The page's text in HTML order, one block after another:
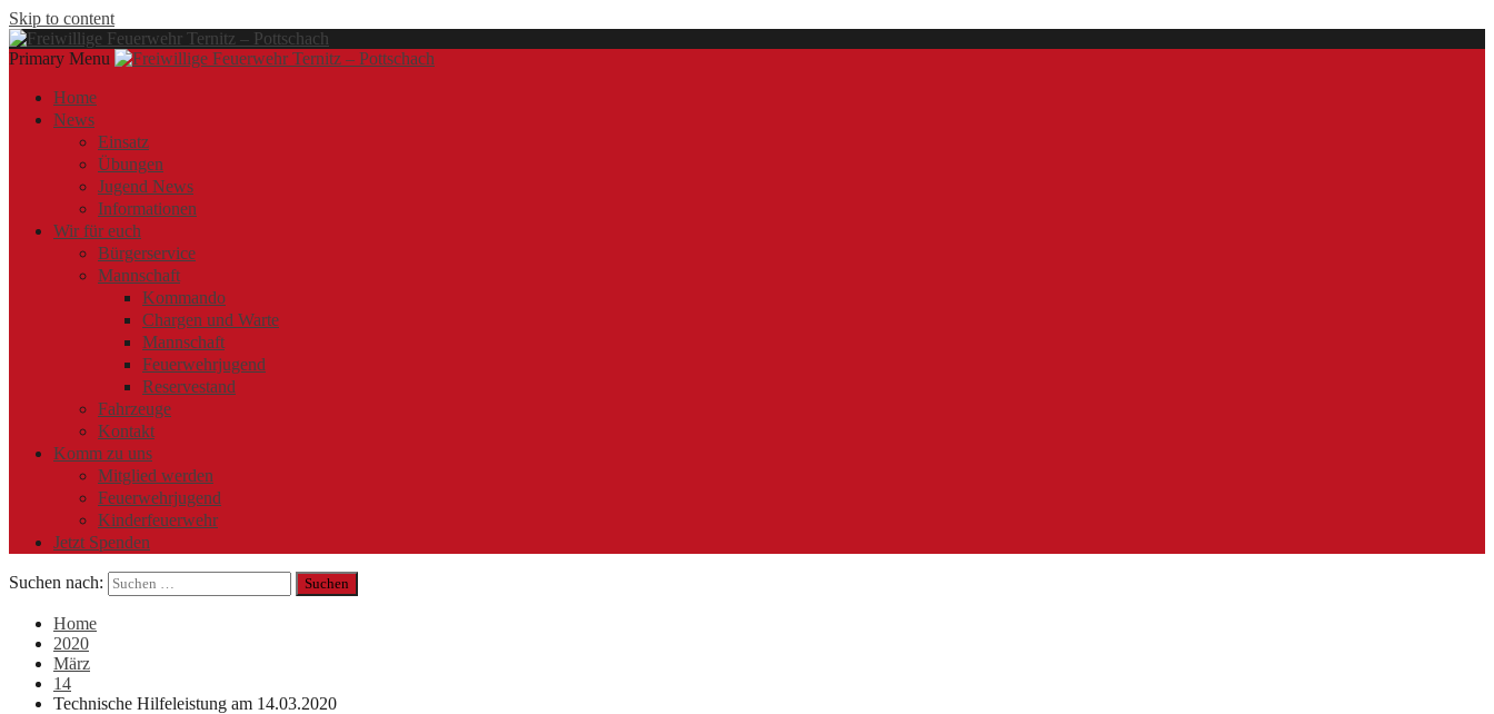
Skip to content
Primary Menu
Freiwillige Feuerwehr Ternitz – Pottschach
Home
News
Einsatz
Übungen
Jugend News
Informationen
Wir für euch
Bürgerservice
Mannschaft
Kommando
Chargen und Warte
Mannschaft
Feuerwehrjugend
Reservestand
Fahrzeuge
Kontakt
Komm zu uns
Mitglied werden
Feuerwehrjugend
Kinderfeuerwehr
Jetzt Spenden
Suchen nach:
Home
2020
März
14
Technische Hilfeleistung am 14.03.2020